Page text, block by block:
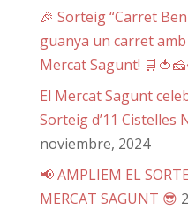
🎉 Sorteig “Carret
guanya un carret
Mercat Sagunt!
El Mercat Sagunt
Sorteig d’11 Cistelles
noviembre, 2024
📢 AMPLIEM EL
MERCAT SAGUNT 😎